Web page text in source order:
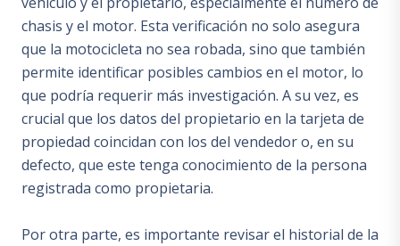
chasis y el motor. Esta verificación no solo asegura
que la motocicleta no sea robada, sino que también
permite identificar posibles cambios en el motor, lo
que podría requerir más investigación. A su vez, es
crucial que los datos del propietario en la tarjeta de
propiedad coincidan con los del vendedor o, en su
defecto, que este tenga conocimiento de la persona
registrada como propietaria.
Por otra parte, es importante revisar el historial de la